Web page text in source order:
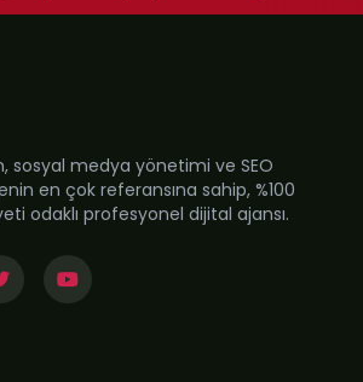
sosyal medya yönetimi ve SEO
en çok referansına sahip, %100
odaklı profesyonel dijital ajansı.